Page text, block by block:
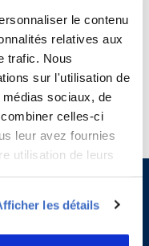
le contenu
relatives aux
trafic. Nous
sur l'utilisation de
sociaux, de
celles-ci
leur avez fournies
utilisation de leurs
les détails